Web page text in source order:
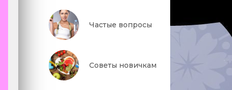
Частые вопросы
Советы новичкам